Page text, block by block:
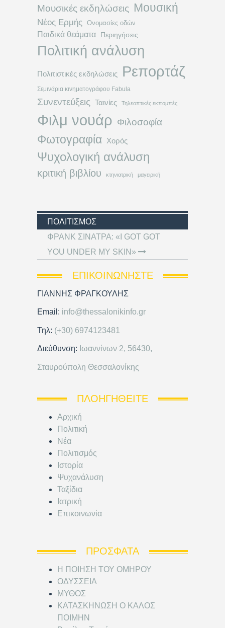
Μουσικές εκδηλώσεις Μουσική
Νέος Ερμής Ονομασίες οδών
Παιδικά θεάματα Περιηγήσεις
Πολιτική ανάλυση
Πολιτιστικές εκδηλώσεις Ρεπορτάζ
Σεμινάρια κινηματογράφου Fabula
Συνεντεύξεις Ταινίες Τηλεοπτικές εκπομπές
Φιλμ νουάρ Φιλοσοφία
Φωτογραφία Χορός
Ψυχολογική ανάλυση
κριτική βιβλίου κτηνιατρική μαγειρική
ΠΟΛΙΤΙΣΜΌΣ
ΦΡΑΝΚ ΣΙΝΑΤΡΑ: «I GOT GOT
YOU UNDER MY SKIN»
ΕΠΙΚΟΙΝΩΝΉΣΤΕ
ΓΙΑΝΝΗΣ ΦΡΑΓΚΟΥΛΗΣ
Email: info@thessalonikinfo.gr
Τηλ: (+30) 6974123481
Διεύθυνση: Ιωαννίνων 2, 56430,
Σταυρούπολη Θεσσαλονίκης
ΠΛΟΗΓΗΘΕΊΤΕ
Αρχική
Πολιτική
Νέα
Πολιτισμός
Ιστορία
Ψυχανάλυση
Ταξίδια
Ιατρική
Επικοινωνία
ΠΡΌΣΦΑΤΑ
Η ΠΟΙΗΣΗ ΤΟΥ ΟΜΗΡΟΥ
ΟΔΥΣΣΕΙΑ
ΜΥΘΟΣ
ΚΑΤΑΣΚΗΝΩΣΗ Ο ΚΑΛΟΣ
ΠΟΙΜΗΝ